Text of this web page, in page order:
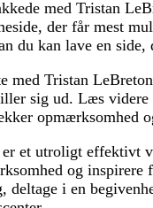
med Tristan
der får mest
du kan lave en
med Tristan
sig ud. Læs videre
opmærksomhed
et utroligt effektivt
og inspirere
deltage i en